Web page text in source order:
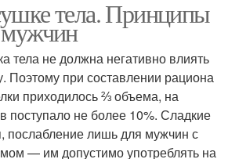
тела. Принципы
тела не должна негативно влиять
при составлении рациона
приходилось ⅔ объема, на
поступало не более 10%. Сладкие
послабление лишь для мужчин с
— им допустимо употреблять на